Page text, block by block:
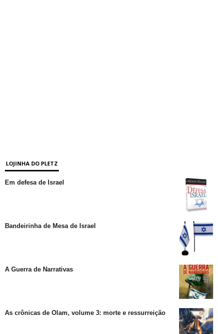
LOJINHA DO PLETZ
Em defesa de Israel
Bandeirinha de Mesa de Israel
A Guerra de Narrativas
As crônicas de Olam, volume 3: morte e ressurreição